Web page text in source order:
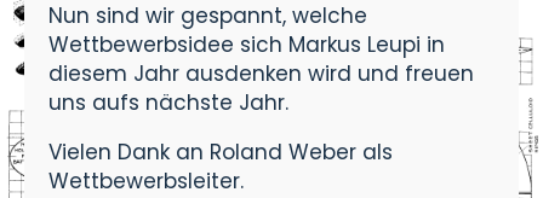
Nun sind wir gespannt, welche
Wettbewerbsidee sich Markus Leupi in
diesem Jahr ausdenken wird und freuen
uns aufs nächste Jahr.
Vielen Dank an Roland Weber als
Wettbewerbsleiter.